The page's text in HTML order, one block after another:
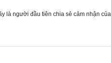
là người đầu tiên chia sẻ cảm nhận